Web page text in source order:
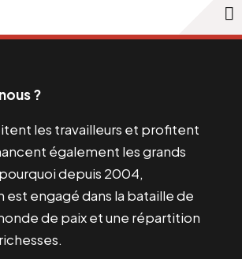
?
les travailleurs et profitent
également les grands
depuis 2004,
est engagé dans la bataille de
de paix et une répartition